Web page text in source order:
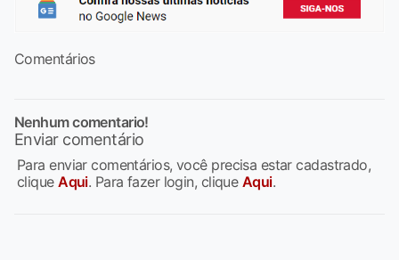
Comentários
Nenhum comentario!
Enviar comentário
Para enviar comentários, você precisa estar cadastrado,
cliqueAqui. Para fazer login, clique Aqui.